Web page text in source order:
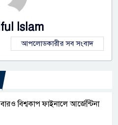
Islam
আপলোডকারীর সব সংবাদ
বিশ্বকাপ ফাইনালে আর্জেন্টিনা